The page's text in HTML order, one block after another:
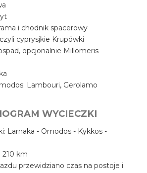
i chodnik spacerowy
cyprysjkie Krupówki
opcjonalnie Millomeris
Lambouri, Gerolamo
WYCIECZKI
Larnaka - Omodos - Kykkos -
210 km
przewidziano czas na postoje i